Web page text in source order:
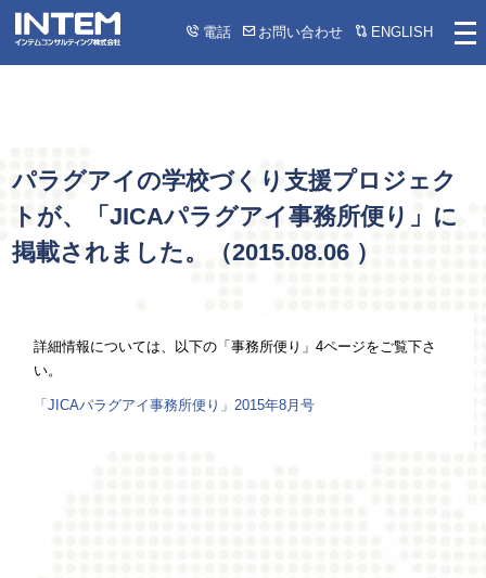
電話 お問い合わせ ENGLISH
パラグアイの学校づくり支援プロジェク
トが、「JICAパラグアイ事務所便り」に
掲載されました。（2015.08.06 ）
詳細情報については、以下の「事務所便り」4ページをご覧下さ
い。
「JICAパラグアイ事務所便り」2015年8月号